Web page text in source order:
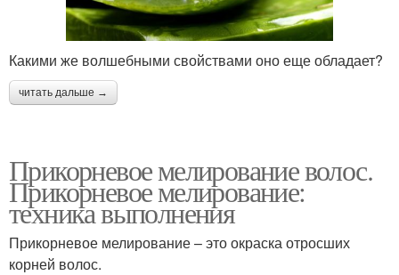
Какими же волшебными свойствами оно еще обладает?
читать дальше →
Прикорневое мелирование волос.
Прикорневое мелирование:
техника выполнения
Прикорневое мелирование – это окраска отросших
корней волос.